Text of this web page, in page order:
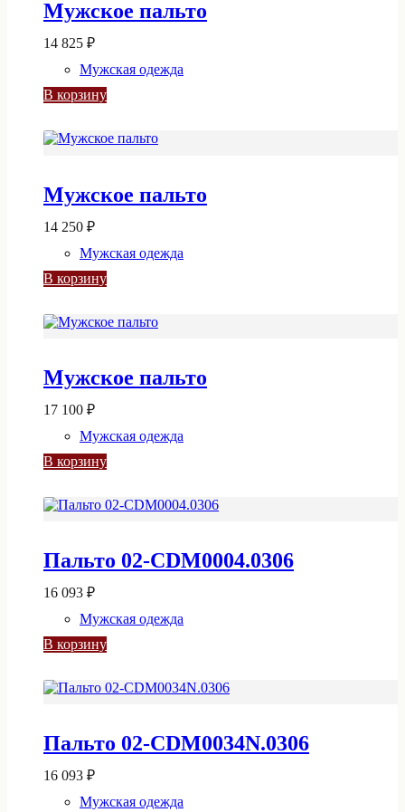
Мужское пальто
14 825 ₽
Мужская одежда
В корзину
Мужское пальто
14 250 ₽
Мужская одежда
В корзину
Мужское пальто
17 100 ₽
Мужская одежда
В корзину
Пальто 02-CDM0004.0306
16 093 ₽
Мужская одежда
В корзину
Пальто 02-CDM0034N.0306
16 093 ₽
Мужская одежда